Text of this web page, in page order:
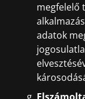
megfelelő
adatok